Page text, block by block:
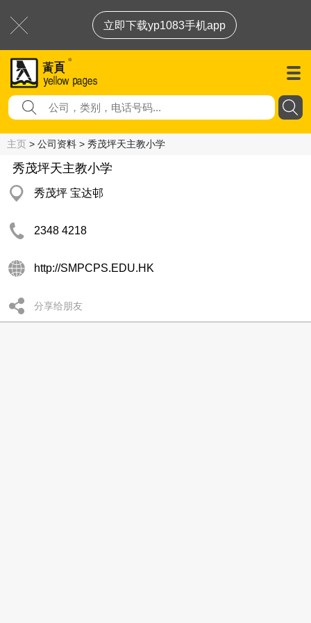
立即下载yp1083手机app
主页 > 公司资料 > 秀茂坪天主教小学
秀茂坪天主教小学
秀茂坪 宝达邨
2348 4218
http://SMPCPS.EDU.HK
分享给朋友